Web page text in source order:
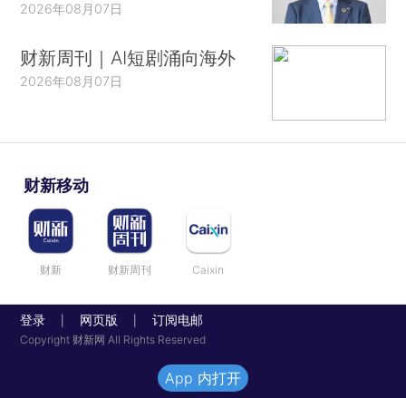
2026年08月07日
财新周刊｜AI短剧涌向海外
2026年08月07日
财新移动
财新 财新周刊 Caixin
登录 网页版 订阅电邮
Copyright 财新网 All Rights Reserved
App 内打开